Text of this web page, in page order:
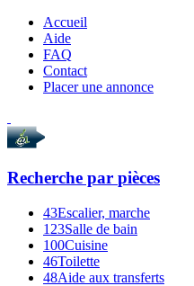
Accueil
Aide
FAQ
Contact
Placer une annonce
Recherche par pièces
43Escalier, marche
123Salle de bain
100Cuisine
46Toilette
48Aide aux transferts